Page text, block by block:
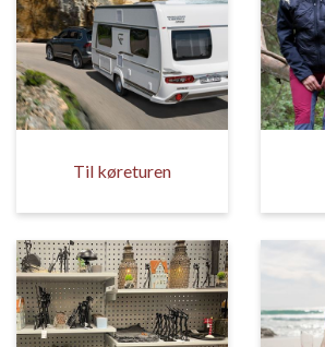
Til køreturen